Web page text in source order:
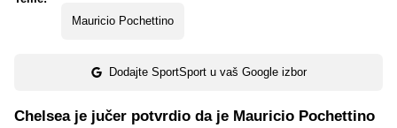
Mauricio Pochettino
Dodajte SportSport u vaš Google izbor
Chelsea je jučer potvrdio da je Mauricio Pochettino